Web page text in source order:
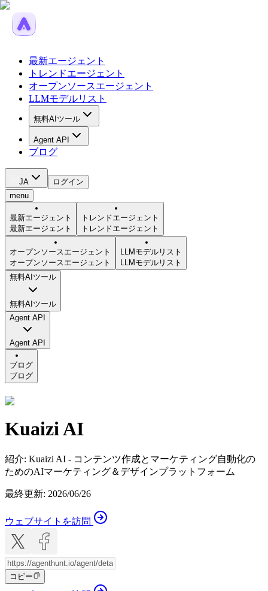
最新エージェント
トレンドエージェント
オープンソースエージェント
LLMモデルリスト
無料AIツール
Agent API
ブログ
JA
ログイン
menu
最新エージェント
最新エージェント
トレンドエージェント
トレンドエージェント
オープンソースエージェント
オープンソースエージェント
LLMモデルリスト
LLMモデルリスト
無料AIツール
無料AIツール
Agent API
Agent API
ブログ
ブログ
Kuaizi AI
紹介: Kuaizi AI - コンテンツ作成とマーケティング自動化の
ためのAIマーケティング＆デザインプラットフォーム
最終更新: 2026/06/26
ウェブサイトを訪問
コピー